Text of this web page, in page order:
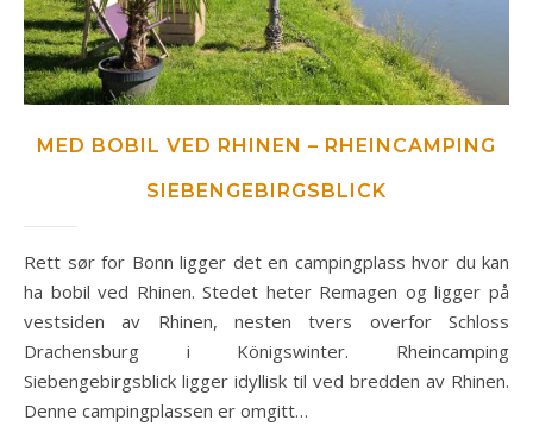
MED BOBIL VED RHINEN – RHEINCAMPING
SIEBENGEBIRGSBLICK
Rett sør for Bonn ligger det en campingplass hvor du kan
ha bobil ved Rhinen. Stedet heter Remagen og ligger på
vestsiden av Rhinen, nesten tvers overfor Schloss
Drachensburg i Königswinter. Rheincamping
Siebengebirgsblick ligger idyllisk til ved bredden av Rhinen.
Denne campingplassen er omgitt…